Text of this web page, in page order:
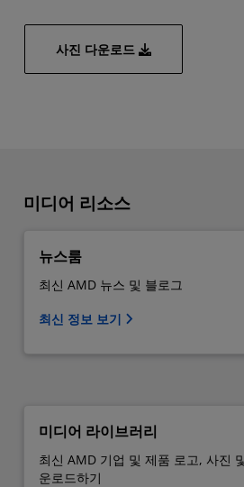
사진 다운로드
미디어 리소스
뉴스룸
최신 AMD 뉴스 및 블로그
최신 정보 보기
미디어 라이브러리
최신 AMD 기업 및 제품 로고, 사진
운로드하기